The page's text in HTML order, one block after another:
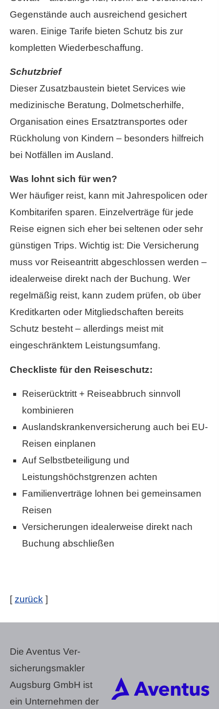
Gegenstände auch ausreichend gesichert
waren. Einige Tarife bieten Schutz bis zur
kompletten Wiederbeschaffung.
Schutzbrief
Dieser Zusatzbaustein bietet Services wie
medizinische Beratung, Dolmetscherhilfe,
Organisation eines Ersatztransportes oder
Rückholung von Kindern – besonders hilfreich
bei Notfällen im Ausland.
Was lohnt sich für wen?
Wer häufiger reist, kann mit Jahrespolicen oder
Kombitarifen sparen. Einzelverträge für jede
Reise eignen sich eher bei seltenen oder sehr
günstigen Trips. Wichtig ist: Die Versicherung
muss vor Reiseantritt abgeschlossen werden –
idealerweise direkt nach der Buchung. Wer
regelmäßig reist, kann zudem prüfen, ob über
Kredit­karten oder Mitgliedschaften bereits
Schutz besteht – allerdings meist mit
eingeschränktem Leistungsumfang.
Checkliste für den Reiseschutz:
Reiserücktritt + Reiseabbruch sinnvoll
kombinieren
Auslandskrankenversicherung auch bei EU-
Reisen einplanen
Auf Selbstbeteiligung und
Leistungshöchstgrenzen achten
Familienverträge lohnen bei gemeinsamen
Reisen
Versicherungen idealerweise direkt nach
Buchung abschließen
[zurück ]
Die Aventus Ver­
sicherungs­makler
Augsburg GmbH ist
ein Unternehmen der